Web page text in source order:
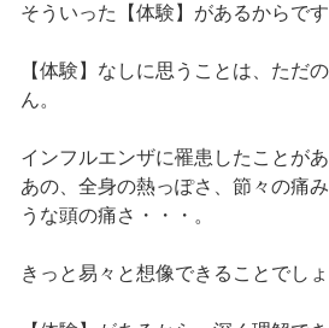
そういった【体験】があるからです
【体験】なしに思うことは、ただ
ん。
インフルエンザに罹患したことがあ
あの、全身の熱っぽさ、節々の痛
うな頭の痛さ・・・。
きっと易々と想像できることでしょ